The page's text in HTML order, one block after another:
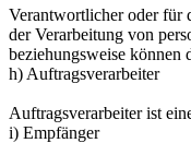
Verantwortlicher oder für
der Verarbeitung von
beziehungsweise können
h) Auftragsverarbeiter
Auftragsverarbeiter ist
i) Empfänger